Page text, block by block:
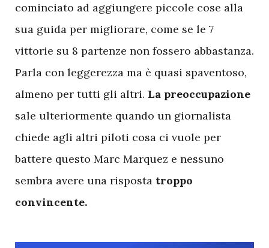
cominciato ad aggiungere piccole cose alla
sua guida per migliorare, come se le 7
vittorie su 8 partenze non fossero abbastanza.
Parla con leggerezza ma è quasi spaventoso,
almeno per tutti gli altri. La preoccupazione
sale ulteriormente quando un giornalista
chiede agli altri piloti cosa ci vuole per
battere questo Marc Marquez e nessuno
sembra avere una risposta troppo
convincente.